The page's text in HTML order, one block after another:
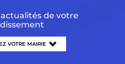
de votre